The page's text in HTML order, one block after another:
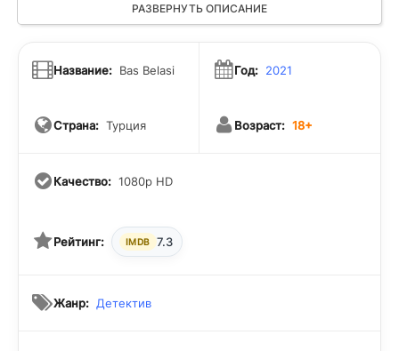
убийств. Это довольно ответственная и сложная работа,
которая заслуживает всего свободного времени и
уходит в работу. Вскоре ей предстоит пересечься с
интересным мужчиной, комиссаром Шахином Карой. Этот
ещё сложнее. С Шахином предстоит поработать
новоиспеченного коллеги, однако со временем осознает,
что всё равно предстоит иметь с ним дело. Слово за
что способны поддерживать общение друг с другом и
получать выгоду от взаимодействий на рабочем месте. Со
временем дуэт станет самым продуктивным в своем
РАЗВЕРНУТЬ ОПИСАНИЕ
Название: Bas Belasi
Страна: Турция
Год: 2021
Возраст: 18+
Качество: 1080p HD
Рейтинг: IMDB 7.3
Жанр: Детектив